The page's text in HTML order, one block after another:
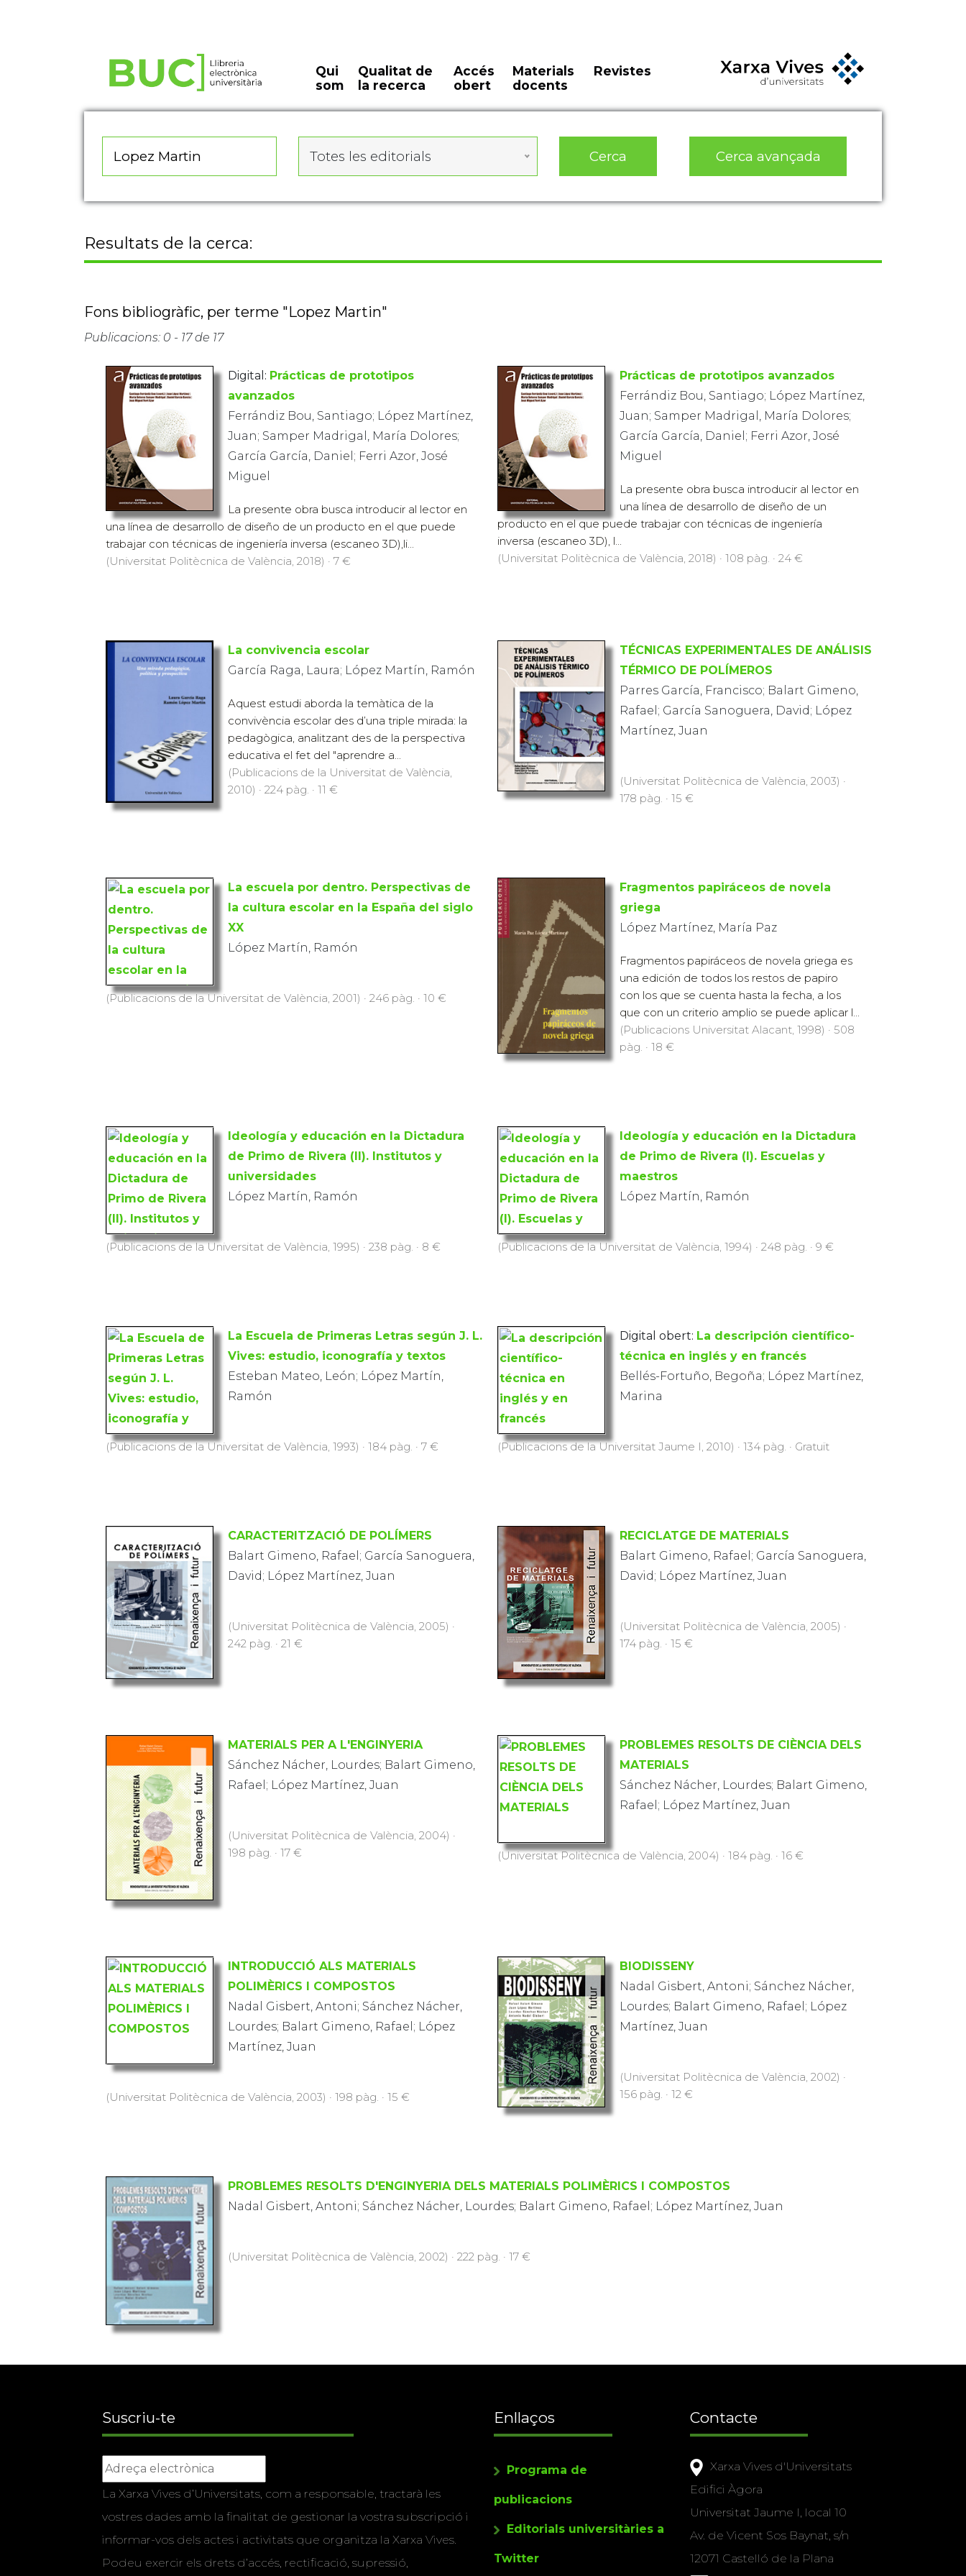
Qui
som
Qualitat de
la recerca
Accés
obert
Materials
docents
Revistes
Totes les editorials Cerca Cerca avançada
Resultats de la cerca:
Fons bibliogràfic, per terme "Lopez Martin"
Publicacions: 0 - 17 de 17
Digital: Prácticas de prototipos
avanzados
Ferrándiz Bou, Santiago; López Martínez,
Juan; Samper Madrigal, María Dolores;
García García, Daniel; Ferri Azor, José
Miguel
La presente obra busca introducir al lector en
una línea de desarrollo de diseño de un producto en el que puede
trabajar con técnicas de ingeniería inversa (escaneo 3D),li...
(Universitat Politècnica de València, 2018) · 7 €
Prácticas de prototipos avanzados
Ferrándiz Bou, Santiago; López Martínez,
Juan; Samper Madrigal, María Dolores;
García García, Daniel; Ferri Azor, José
Miguel
La presente obra busca introducir al lector en
una línea de desarrollo de diseño de un
producto en el que puede trabajar con técnicas de ingeniería
inversa (escaneo 3D), l...
(Universitat Politècnica de València, 2018) · 108 pàg. · 24 €
La convivencia escolar
García Raga, Laura; López Martín, Ramón
Aquest estudi aborda la temàtica de la
convivència escolar des d’una triple mirada: la
pedagògica, analitzant des de la perspectiva
educativa el fet del "aprendre a...
(Publicacions de la Universitat de València,
2010) · 224 pàg. · 11 €
TÉCNICAS EXPERIMENTALES DE ANÁLISIS
TÉRMICO DE POLÍMEROS
Parres García, Francisco; Balart Gimeno,
Rafael; García Sanoguera, David; López
Martínez, Juan
(Universitat Politècnica de València, 2003) ·
178 pàg. · 15 €
La escuela por dentro. Perspectivas de
la cultura escolar en la España del siglo
XX
López Martín, Ramón
(Publicacions de la Universitat de València, 2001) · 246 pàg. · 10 €
Fragmentos papiráceos de novela
griega
López Martínez, María Paz
Fragmentos papiráceos de novela griega es
una edición de todos los restos de papiro
con los que se cuenta hasta la fecha, a los
que con un criterio amplio se puede aplicar l...
(Publicacions Universitat Alacant, 1998) · 508
pàg. · 18 €
Ideología y educación en la Dictadura
de Primo de Rivera (II). Institutos y
universidades
López Martín, Ramón
(Publicacions de la Universitat de València, 1995) · 238 pàg. · 8 €
Ideología y educación en la Dictadura
de Primo de Rivera (I). Escuelas y
maestros
López Martín, Ramón
(Publicacions de la Universitat de València, 1994) · 248 pàg. · 9 €
La Escuela de Primeras Letras según J. L.
Vives: estudio, iconografía y textos
Esteban Mateo, León; López Martín,
Ramón
(Publicacions de la Universitat de València, 1993) · 184 pàg. · 7 €
Digital obert: La descripción científico-
técnica en inglés y en francés
Bellés-Fortuño, Begoña; López Martínez,
Marina
(Publicacions de la Universitat Jaume I, 2010) · 134 pàg. · Gratuït
CARACTERITZACIÓ DE POLÍMERS
Balart Gimeno, Rafael; García Sanoguera,
David; López Martínez, Juan
(Universitat Politècnica de València, 2005) ·
242 pàg. · 21 €
RECICLATGE DE MATERIALS
Balart Gimeno, Rafael; García Sanoguera,
David; López Martínez, Juan
(Universitat Politècnica de València, 2005) ·
174 pàg. · 15 €
MATERIALS PER A L'ENGINYERIA
Sánchez Nácher, Lourdes; Balart Gimeno,
Rafael; López Martínez, Juan
(Universitat Politècnica de València, 2004) ·
198 pàg. · 17 €
PROBLEMES RESOLTS DE CIÈNCIA DELS
MATERIALS
Sánchez Nácher, Lourdes; Balart Gimeno,
Rafael; López Martínez, Juan
(Universitat Politècnica de València, 2004) · 184 pàg. · 16 €
INTRODUCCIÓ ALS MATERIALS
POLIMÈRICS I COMPOSTOS
Nadal Gisbert, Antoni; Sánchez Nácher,
Lourdes; Balart Gimeno, Rafael; López
Martínez, Juan
(Universitat Politècnica de València, 2003) · 198 pàg. · 15 €
BIODISSENY
Nadal Gisbert, Antoni; Sánchez Nácher,
Lourdes; Balart Gimeno, Rafael; López
Martínez, Juan
(Universitat Politècnica de València, 2002) ·
156 pàg. · 12 €
PROBLEMES RESOLTS D'ENGINYERIA DELS MATERIALS POLIMÈRICS I COMPOSTOS
Nadal Gisbert, Antoni; Sánchez Nácher, Lourdes; Balart Gimeno, Rafael; López Martínez, Juan
(Universitat Politècnica de València, 2002) · 222 pàg. · 17 €
Suscriu-te
La Xarxa Vives d’Universitats, com a responsable, tractarà les
vostres dades amb la finalitat de gestionar la vostra subscripció i
informar-vos dels actes i activitats que organitza la Xarxa Vives.
Podeu exercir els drets d’accés, rectificació, supressió,
Enllaços
Programa de
publicacions
Editorials universitàries a
Twitter
Contacte
Xarxa Vives d'Universitats
Edifici Àgora
Universitat Jaume I, local 10
Av. de Vicent Sos Baynat, s/n
12071 Castelló de la Plana